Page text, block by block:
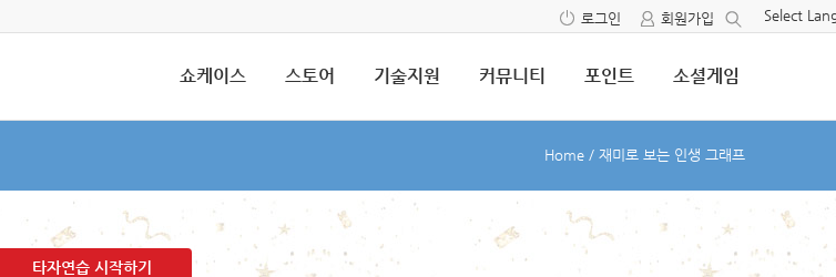
Select
로그인 회원가입
쇼케이스 스토어 기술지원 커뮤니티 포인트 소셜게임
Home / 재미로 보는 인생 그래프
타자연습 시작하기